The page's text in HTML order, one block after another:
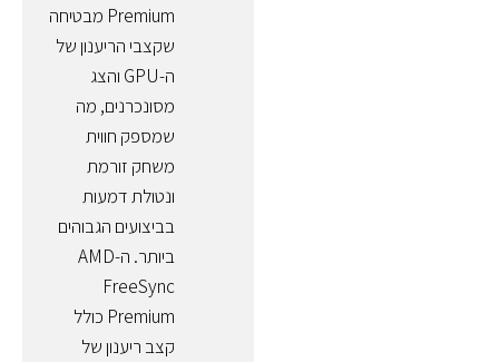
Premium מבטיחה
שקצבי הריענון של
ה-GPU והצג
מסונכרנים, מה
שמספק חווית
משחק זורמת
ונטולת דמעות
בביצועים הגבוהים
ביותר. ה-AMD
FreeSync
Premium כולל
קצב ריענון של